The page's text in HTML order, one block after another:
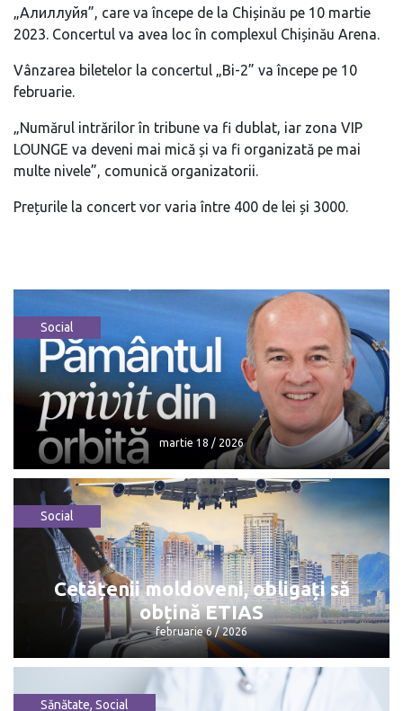
„Алиллуйя”, care va începe de la Chișinău pe 10 martie
2023. Concertul va avea loc în complexul Chișinău Arena.
Vânzarea biletelor la concertul „Bi-2” va începe pe 10
februarie.
„Numărul intrărilor în tribune va fi dublat, iar zona VIP
LOUNGE va deveni mai mică și va fi organizată pe mai
multe nivele”, comunică organizatorii.
Prețurile la concert vor varia între 400 de lei și 3000.
Social
martie 18 / 2026
martie 18 / 2026
Social
Cetățenii moldoveni, obligați să
obțină ETIAS
februarie 6 / 2026
Sănătate, Social